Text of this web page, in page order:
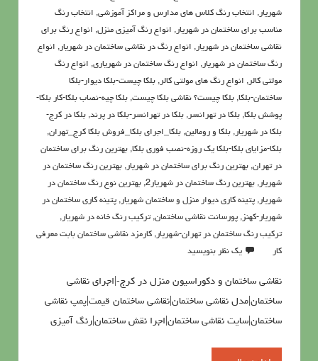
شهریار, انتخاب رنگ کلاس های مدارس و مراکز آموزشی, انتخاب رنگ
مناسب برای ساختمان در شهریار, انواع رنگ آمیزی منزل, انواع رنگ برای
نقاشی ساختمان در شهریار, انواع رنگ در نقاشی ساختمان در شهریار, انواع
رنگ ساختمان در شهریار, انواع رنگ ساختمان در شهریاری, انواع رنگ
مولتی کالر, انواع رنگ های مولتی کالر, بلکا چیست-بلکا دیوار-بلکا
ساختمان-بلکا, بلکا چیست؟ نقاشی بلکا چیست, بلکا چیه-نصاب بلکا-کار بلکا-
پوشش بلکا, بلکا در تهرانسر, بلکا در تهرانسر-بلکا در پرند, بلکا در کرج-
بلکا در شهریار, بلکا و رومالین, بلکا_اجرای بلکا_فروش بلکا کرج_تهران,
بلکا-مزایای بلکا-بلکا یک روزه-نصب فوری بلکا, بهترین رنگ برای ساختمان
در تهران, بهترین رنگ برای ساختمان در شهریار, بهترین رنگ ساختمان در
شهریار, بهترین رنگ ساختمان در شهریار2 , بهترین نوع رنگ ساختمان در
شهریار, پتينه کاري ديوار منزل و ساختمان شهریار, پتینه کاری ساختمان در
شهریار-کهنز, پورسانت نقاشی ساختمان,تركيب رنگ خانه در شهریار,
تركيب رنگ ساختمان در تهران-شهریار, کارمزد نقاشی ساختمان بابت معرفی
کار
یک نظر بنویسید
نقاشی ساختمان و دکوراسیون منزل در کرج-|اجرای نقاشی
ساختمان|مدل نقاشی ساختمان|نقاشی ساختمان قیمت|پمپ نقاشی
ساختمان|سایت نقاشی ساختمان|اجرا نقش ساختمان|رنگ آمیزی